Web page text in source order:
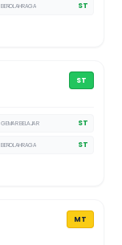
BEROLAHRAGA ST
ST
GEMAR BELAJAR ST
BEROLAHRAGA ST
MT